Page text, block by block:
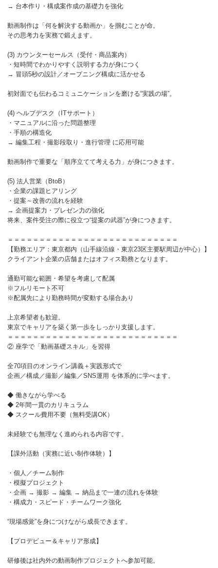
→ 台本作り・構成案作成の基礎力を強化
動画制作は「何を解決する動画か」を掴むことが命。
その思考力を実務で鍛えます。
(3) カウンターセールス（受付・商品案内）
・短時間でわかりやすく説明する力が身につく
→ 冒頭5秒の設計／オープニング構成に活かせる
初対面でも伝わるコミュニケーションを磨ける“実践の場”。
(4) ヘルプデスク（ITサポート）
・マニュアルに沿った問題整理
・手順の構造化
→ 編集工程・撮影段取り・進行管理 に応用可能
動画制作で重要な「順序立てて考える力」が身につきます。
(5) 法人営業（BtoB）
・企業の課題ヒアリング
・提案～改善の流れを経験
→ 企画提案力・プレゼン力の強化
将来、案件受注の際に役立つ“提案の武器”が身につきます。
＝＝＝＝＝＝＝＝＝＝＝＝＝＝＝＝＝＝＝＝＝＝＝＝＝＝＝
【勤務エリア：東京都内（山手線沿線・東京23区主要駅周辺が中心）】
クライアント企業の店舗またはオフィス勤務となります。
通勤可能な範囲・希望を考慮して配属
※フルリモート不可
※配属先により勤務時間が変動する場合あり
上京希望者も歓迎。
東京でキャリアを築く第一歩をしっかり支援します。
＝＝＝＝＝＝＝＝＝＝＝＝＝＝＝＝＝＝＝＝＝＝＝＝＝＝＝
② 座学で「動画基礎スキル」を習得
全70項目のオンライン講義＋実践形式で
企画／構成／撮影／編集／SNS運用 を体系的に学べます。
◆ 働きながら学べる
◆ 2年間一貫のカリキュラム
◆ スクール費用不要（無料受講OK）
未経験でも無理なく進められる内容です。
【課外活動（実務に近い制作体験）】
・個人／チーム制作
・模擬プロジェクト
・企画 → 撮影 → 編集 → 納品まで一連の流れを体験
・構成力・スピード・チームワーク強化
“現場感覚”を身につけながら成長できます。
【プロデビュー＆キャリア形成】
研修後は社内外の動画制作プロジェクトへ参加可能。